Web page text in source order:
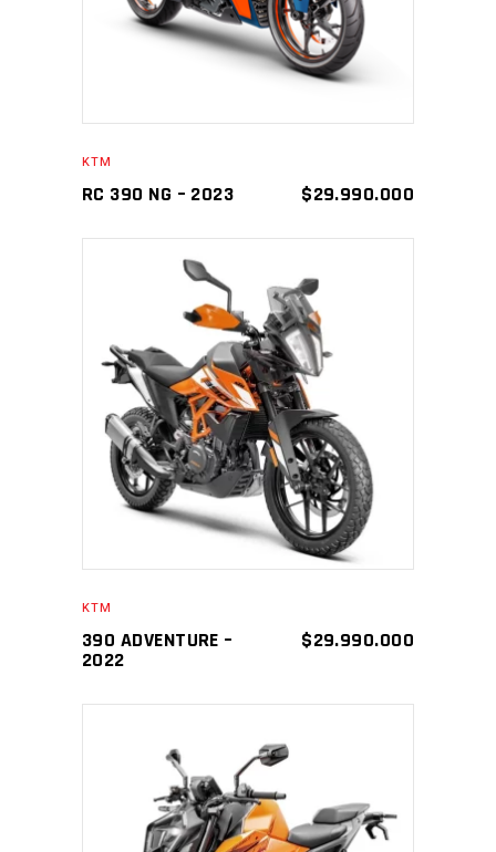
KTM
RC 390 NG – 2023 $29.990.000
AÑADIR AL CARRITO
KTM
390 ADVENTURE –
2022
$29.990.000